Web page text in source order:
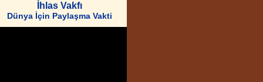
İhlas Vakfı
Dünya İçin Paylaşma Vakti